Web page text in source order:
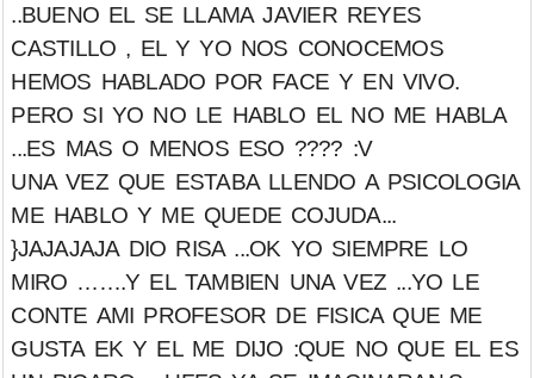
..BUENO EL SE LLAMA JAVIER REYES
CASTILLO , EL Y YO NOS CONOCEMOS
HEMOS HABLADO POR FACE Y EN VIVO.
PERO SI YO NO LE HABLO EL NO ME HABLA
...ES MAS O MENOS ESO ???? :V
UNA VEZ QUE ESTABA LLENDO A PSICOLOGIA
ME HABLO Y ME QUEDE COJUDA...
}JAJAJAJA DIO RISA ...OK YO SIEMPRE LO
MIRO …….Y EL TAMBIEN UNA VEZ ...YO LE
CONTE AMI PROFESOR DE FISICA QUE ME
GUSTA EK Y EL ME DIJO :QUE NO QUE EL ES